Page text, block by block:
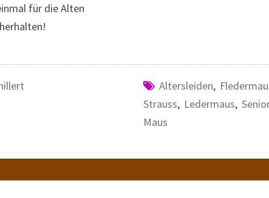
für die Alten
Altersleiden,
Strauss, Ledermaus,
Maus